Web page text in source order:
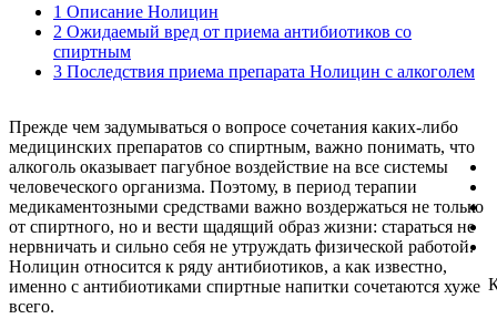
1 Описание Нолицин
2 Ожидаемый вред от приема антибиотиков со
спиртным
3 Последствия приема препарата Нолицин с алкоголем
Прежде чем задумываться о вопросе сочетания каких-либо
медицинских препаратов со спиртным, важно понимать, что
алкоголь оказывает пагубное воздействие на все системы
человеческого организма. Поэтому, в период терапии
медикаментозными средствами важно воздержаться не только
от спиртного, но и вести щадящий образ жизни: стараться не
нервничать и сильно себя не утруждать физической работой.
Нолицин относится к ряду антибиотиков, а как известно,
именно с антибиотиками спиртные напитки сочетаются хуже
всего.